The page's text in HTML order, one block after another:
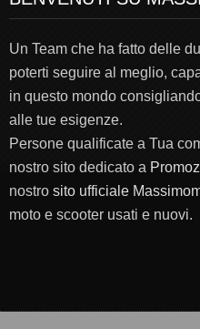
Un Team che ha fatto delle
poterti seguire al meglio,
in questo mondo
alle tue esigenze.
Persone qualificate a Tua
nostro sito dedicato a
nostro sito ufficiale
moto e scooter usati e nuovi.